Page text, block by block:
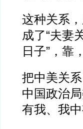
这种关系
成了“夫妻
日子”，靠
把中美关
中国政治
有我、我中